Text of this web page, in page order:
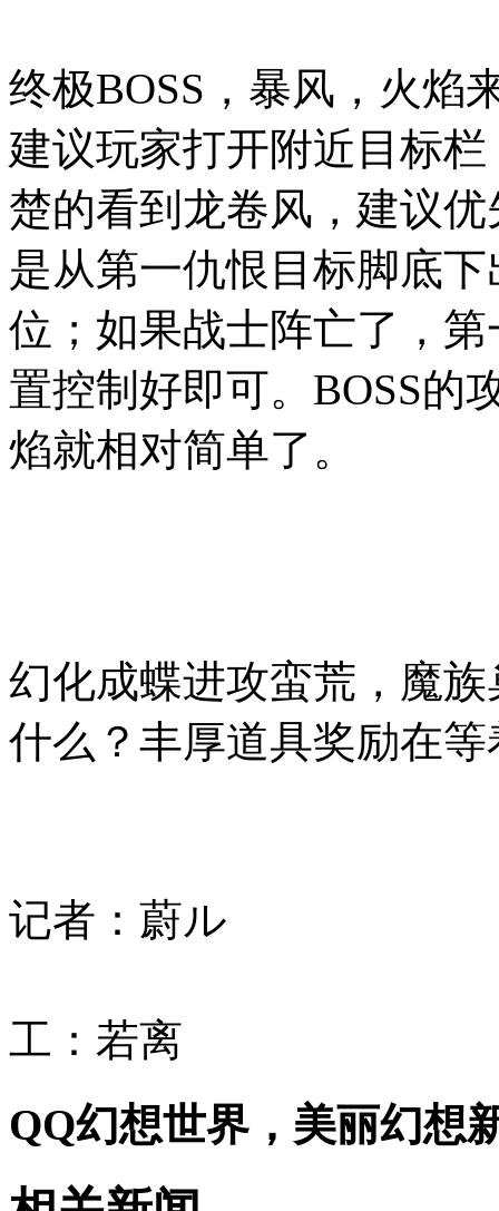
终极BOSS，暴风，火焰
建议玩家打开附近目标
楚的看到龙卷风，建议
是从第一仇恨目标脚底
位；如果战士阵亡了，
置控制好即可。BOSS的
焰就相对简单了。
幻化成蝶进攻蛮荒，魔
什么？丰厚道具奖励在
记者：蔚ル
工：若离
QQ幻想世界，美丽幻想